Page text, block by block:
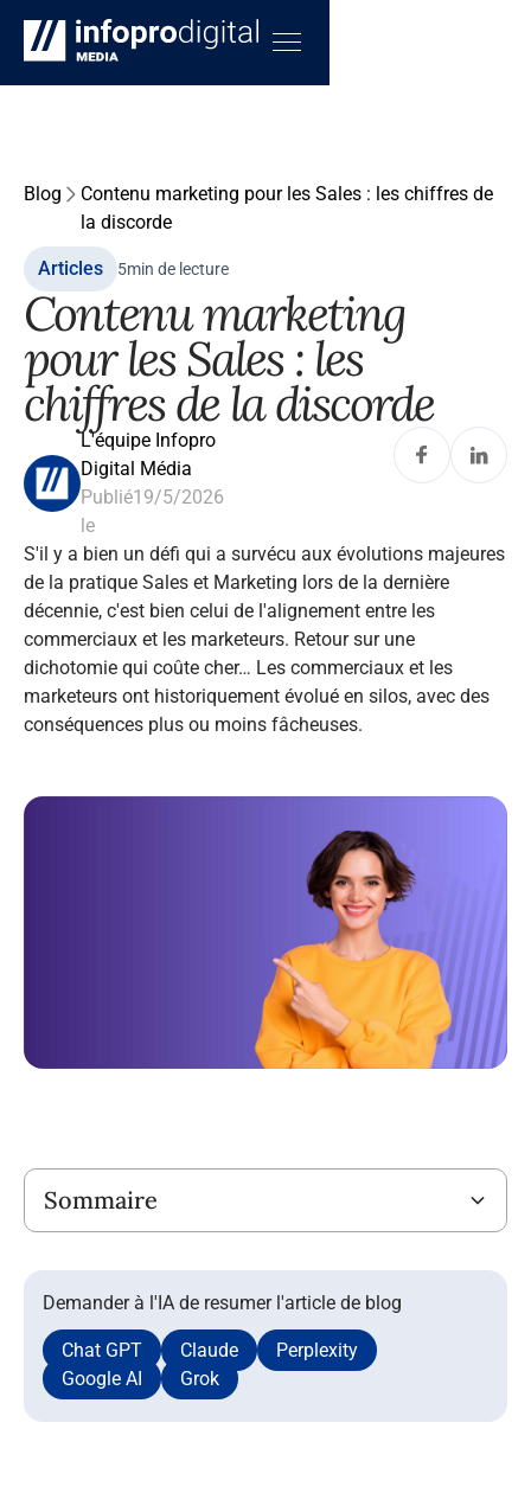
Blog
Contenu marketing pour les Sales : les chiffres de
la discorde
Articles 5min de lecture
Contenu marketing
pour les Sales : les
chiffres de la discorde
L'équipe Infopro
Digital Média
Publié
le
19/5/2026
S'il y a bien un défi qui a survécu aux évolutions majeures
de la pratique Sales et Marketing lors de la dernière
décennie, c'est bien celui de l'alignement entre les
commerciaux et les marketeurs. Retour sur une
dichotomie qui coûte cher… Les commerciaux et les
marketeurs ont historiquement évolué en silos, avec des
conséquences plus ou moins fâcheuses.
Demander à l'IA de resumer l'article de blog
Chat GPT Claude
Perplexity
Google AI
Grok
Sommaire